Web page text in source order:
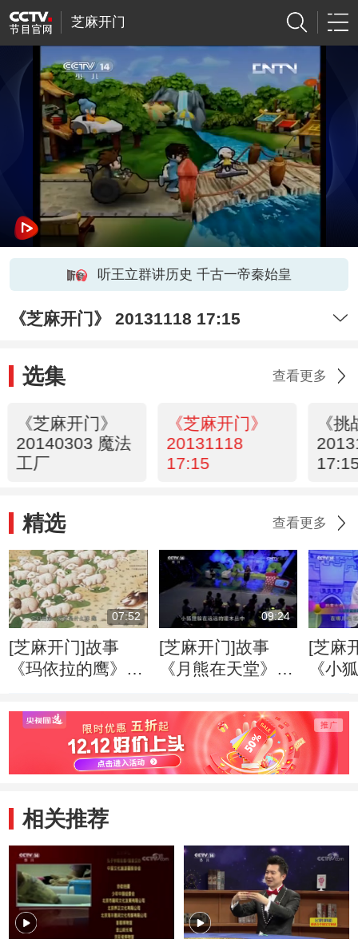
芝麻开门
听王立群讲历史 千古一帝秦始皇
《芝麻开门》 20131118 17:15
选集 查看更多
《芝麻开门》
20140303 魔法
工厂
《芝麻开门》
20131118
17:15
《
精选 查看更多
07:52
[芝麻开门]故事
《玛依拉的鹰》
09:24
[芝麻开门]故事
《月熊在天堂》
[芝麻
《小
相关推荐